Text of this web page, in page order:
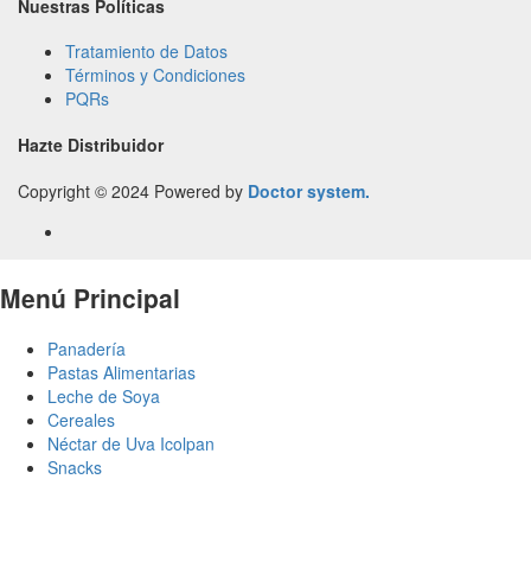
Nuestras Políticas
Tratamiento de Datos
Términos y Condiciones
PQRs
Hazte Distribuidor
Copyright © 2024 Powered by Doctor system.
Menú Principal
Panadería
Pastas Alimentarias
Leche de Soya
Cereales
Néctar de Uva Icolpan
Snacks